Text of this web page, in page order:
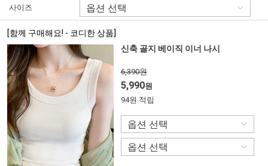
사이즈
[함께 구매해요! - 코디한 상품]
신축 골지 베이직 이너 나시
6,390원
5,990원
94원 적립